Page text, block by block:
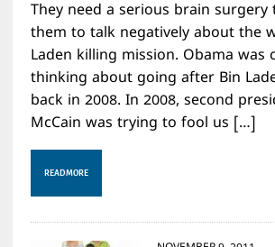
They need a serious brain surgery
them to talk negatively about the
Laden killing mission. Obama was
thinking about going after Bin
back in 2008. In 2008, second
McCain was trying to fool us […]
READ MORE